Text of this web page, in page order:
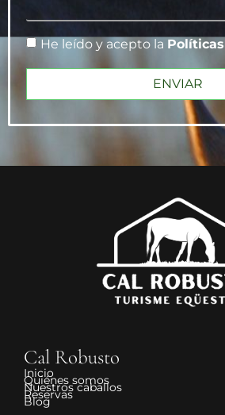
He leído y acepto la
ENVIAR
Cal Robusto
Inicio
Quiénes somos
Nuestros caballos
Reservas
Blog